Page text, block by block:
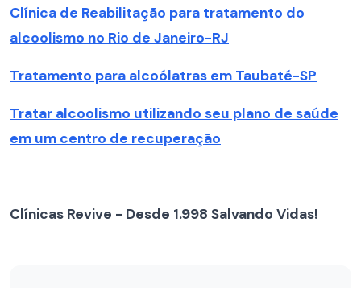
Clínica de Reabilitação para tratamento do
alcoolismo no Rio de Janeiro-RJ
Tratamento para alcoólatras em Taubaté-SP
Tratar alcoolismo utilizando seu plano de saúde
em um centro de recuperação
Clínicas Revive - Desde 1.998 Salvando Vidas!